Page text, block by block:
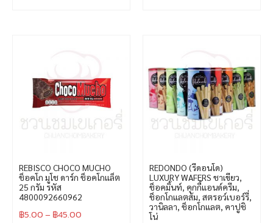
REBISCO CHOCO MUCHO
ช็อคโก มูโช ดาร์ก ช็อคโกเเล็ต
25 กรัม รหัส
4800092660962
฿5.00– ฿45.00
REDONDO (รีดอนโด)
LUXURY WAFERS ชาเขียว,
ช็อคมิ้นท์, คุกกี้แอนด์ครีม,
ช็อกโกแลตส้ม, สตรอว์เบอร์รี่,
วานิลลา, ช็อกโกแลต, คาปูชิ
โน่